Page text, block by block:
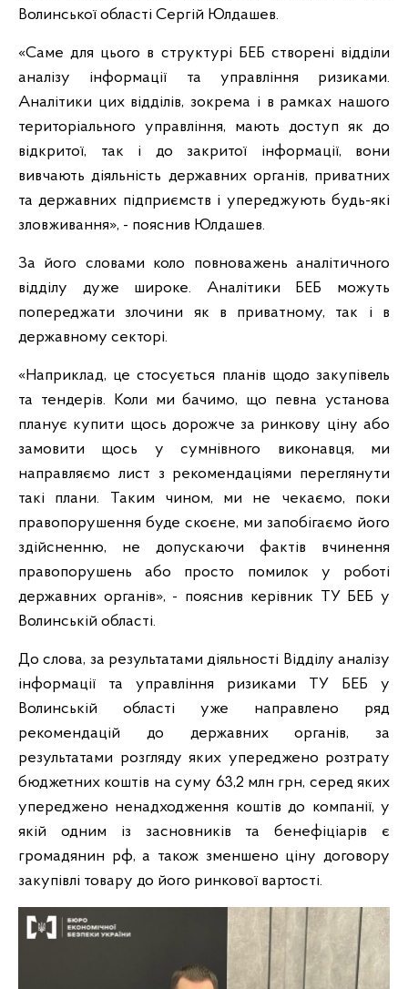
Волинської області Сергій Юлдашев.
«Саме для цього в структурі БЕБ створені відділи
аналізу інформації та управління ризиками.
Аналітики цих відділів, зокрема і в рамках нашого
територіального управління, мають доступ як до
відкритої, так і до закритої інформації, вони
вивчають діяльність державних органів, приватних
та державних підприємств і упереджують будь-які
зловживання», - пояснив Юлдашев.
За його словами коло повноважень аналітичного
відділу дуже широке. Аналітики БЕБ можуть
попереджати злочини як в приватному, так і в
державному секторі.
«Наприклад, це стосується планів щодо закупівель
та тендерів. Коли ми бачимо, що певна установа
планує купити щось дорожче за ринкову ціну або
замовити щось у сумнівного виконавця, ми
направляємо лист з рекомендаціями переглянути
такі плани. Таким чином, ми не чекаємо, поки
правопорушення буде скоєне, ми запобігаємо його
здійсненню, не допускаючи фактів вчинення
правопорушень або просто помилок у роботі
державних органів», - пояснив керівник ТУ БЕБ у
Волинській області.
До слова, за результатами діяльності Відділу аналізу
інформації та управління ризиками ТУ БЕБ у
Волинській області уже направлено ряд
рекомендацій до державних органів, за
результатами розгляду яких упереджено розтрату
бюджетних коштів на суму 63,2 млн грн, серед яких
упереджено ненадходження коштів до компанії, у
якій одним із засновників та бенефіціарів є
громадянин рф, а також зменшено ціну договору
закупівлі товару до його ринкової вартості.